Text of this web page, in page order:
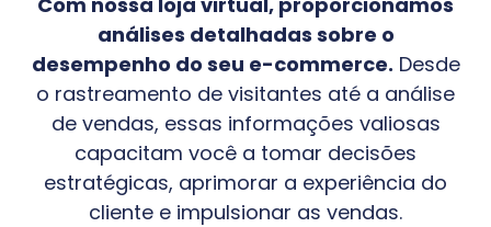
análises detalhadas sobre o
desempenho do seu e-commerce. Desde
o rastreamento de visitantes até a análise
de vendas, essas informações valiosas
capacitam você a tomar decisões
estratégicas, aprimorar a experiência do
cliente e impulsionar as vendas.